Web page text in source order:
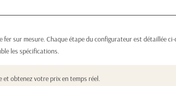
sur mesure. Chaque étape du configurateur est détaillée
les spécifications.
et obtenez votre prix en temps réel.